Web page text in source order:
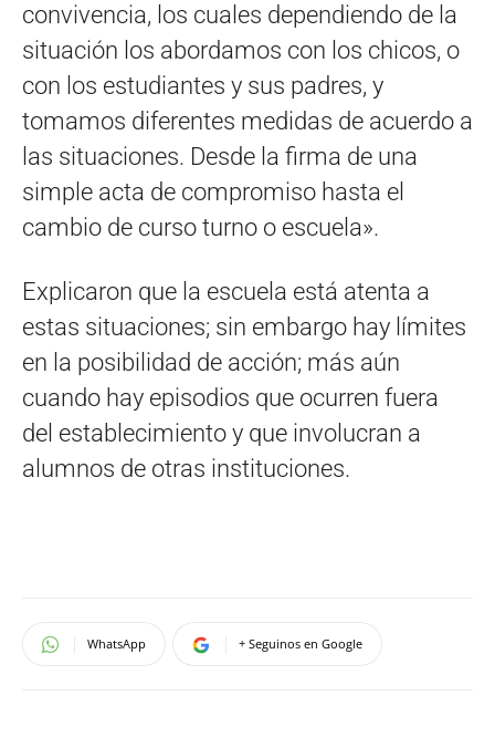
convivencia, los cuales dependiendo de la
situación los abordamos con los chicos, o
con los estudiantes y sus padres, y
tomamos diferentes medidas de acuerdo a
las situaciones. Desde la firma de una
simple acta de compromiso hasta el
cambio de curso turno o escuela».
Explicaron que la escuela está atenta a
estas situaciones; sin embargo hay límites
en la posibilidad de acción; más aún
cuando hay episodios que ocurren fuera
del establecimiento y que involucran a
alumnos de otras instituciones.
WhatsApp + Seguinos en Google